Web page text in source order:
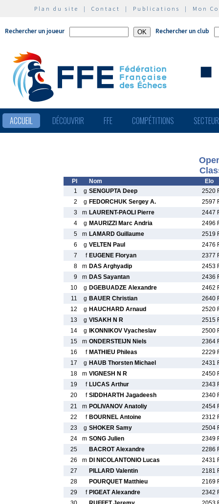
Plan du site | Contact | Publications | Mon
Rechercher un joueur Rechercher un club
ACCUEIL DÉCOUVRIR FFE COMPÉTITIONS
Pl Nom
Elo
1
g SENGUPTA Deep
2520
2
g FEDORCHUK Sergey A.
2597
3
m LAURENT-PAOLI Pierre
2447
4
g MAURIZZI Marc Andria
2496
5
m LAMARD Guillaume
2519
6
g VELTEN Paul
2476
7
f EUGENE Floryan
2377
8
m DAS Arghyadip
2453
9
m DAS Sayantan
2436
10
g DGEBUADZE Alexandre
2462
11
g BAUER Christian
2640
12
g HAUCHARD Arnaud
2520
13
g VISAKH N R
2515
14
g IKONNIKOV Vyacheslav
2500
15
m ONDERSTEIJN Niels
2364
16
f MATHIEU Phileas
2229
17
g HAUB Thorsten Michael
2431
18
m VIGNESH N R
2450
19
f LUCAS Arthur
2343
20
f SIDDHARTH Jagadeesh
2340
21
m POLIVANOV Anatoliy
2454
22
f BOURNEL Antoine
2312
23
g SHOKER Samy
2504
24
m SONG Julien
2349
25
BACROT Alexandre
2286
26
m DI NICOLANTONIO Lucas
2431
27
PILLARD Valentin
2181
28
POURQUET Matthieu
2169
29
f PIGEAT Alexandre
2342